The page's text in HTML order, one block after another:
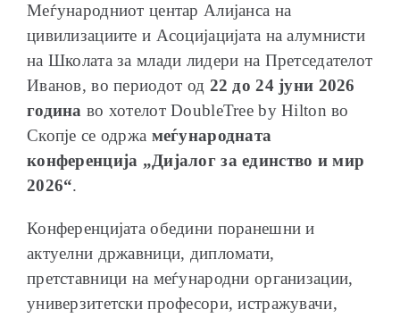
Меѓународниот центар Алијанса на
цивилизациите и Асоцијацијата на алумнисти
на Школата за млади лидери на Претседателот
Иванов, во периодот од 22 до 24 јуни 2026
година во хотелот DoubleTree by Hilton во
Скопје се одржа меѓународната
конференција „Дијалог за единство и мир
2026“.
Конференцијата обедини поранешни и
актуелни државници, дипломати,
претставници на меѓународни организации,
универзитетски професори, истражувачи,